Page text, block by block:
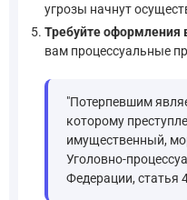
угрозы начнут
Требуйте оформления
вам процессуальные
"Потерпевшим
которому
имущественный,
Уголовно-
Федерации, статья